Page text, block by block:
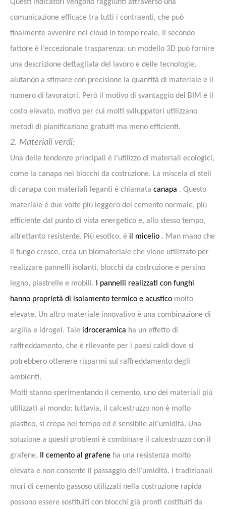
Questi indicatori vengono raggiunti attraverso una
comunicazione efficace tra tutti i contraenti, che può
finalmente avvenire nel cloud in tempo reale. Il secondo
fattore è l’eccezionale trasparenza: un modello 3D può fornire
una descrizione dettagliata del lavoro e delle tecnologie,
aiutando a stimare con precisione la quantità di materiale e il
numero di lavoratori. Però il motivo di svantaggio del BIM è il
costo elevato, motivo per cui molti sviluppatori utilizzano
metodi di pianificazione gratuiti ma meno efficienti.
2. Materiali verdi:
Una delle tendenze principali è l’utilizzo di materiali ecologici,
come la canapa nei blocchi da costruzione. La miscela di steli
di canapa con materiali leganti è chiamata canapa . Questo
materiale è due volte più leggero del cemento normale, più
efficiente dal punto di vista energetico e, allo stesso tempo,
altrettanto resistente. Più esotico, è il micelio . Man mano che
il fungo cresce, crea un biomateriale che viene utilizzato per
realizzare pannelli isolanti, blocchi da costruzione e persino
legno, piastrelle e mobili. I pannelli realizzati con funghi
hanno proprietà di isolamento termico e acustico molto
elevate. Un altro materiale innovativo è una combinazione di
argilla e idrogel. Tale idroceramica ha un effetto di
raffreddamento, che è rilevante per i paesi caldi dove si
potrebbero ottenere risparmi sul raffreddamento degli
ambienti.
Molti stanno sperimentando il cemento, uno dei materiali più
utilizzati al mondo; tuttavia, il calcestruzzo non è molto
plastico, si crepa nel tempo ed è sensibile all’umidità. Una
soluzione a questi problemi è combinare il calcestruzzo con il
grafene. Il cemento al grafene ha una resistenza molto
elevata e non consente il passaggio dell’umidità. I tradizionali
muri di cemento gassoso utilizzati nella costruzione rapida
possono essere sostituiti con blocchi già pronti costituiti da